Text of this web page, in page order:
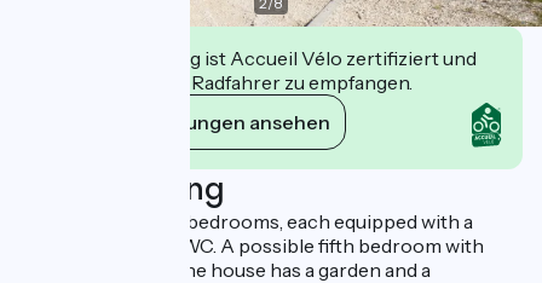
Diese Einrichtung ist Accueil Vélo zertifiziert und
verpflichtet sich, Radfahrer zu empfangen.
Ihre Verpflichtungen ansehen
Beschreibung
House with 4 large bedrooms, each equipped with a
shower room and WC. A possible fifth bedroom with
convertible sofa. The house has a garden and a